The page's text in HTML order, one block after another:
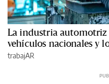
La industria automotriz
vehículos nacionales y
trabajAR